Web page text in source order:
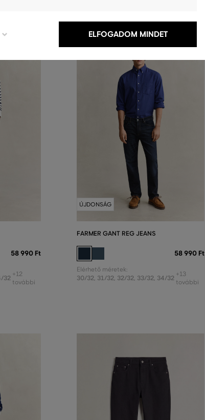
58 990 Ft
32 +12
további
ÚJDONSÁG
FARMER GANT REG JEANS
58 990 Ft
Elérhető méretek:
30/32, 31/32, 32/32, 33/32, 34/32 +13
további
ELFOGADOM MINDET